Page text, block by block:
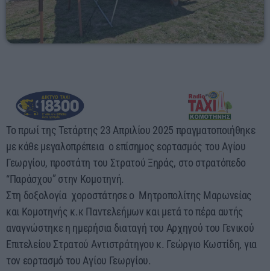
17:00 - 00:00
Το πρωί της Τετάρτης 23 Απριλίου 2025 πραγματοποιήθηκε
με κάθε μεγαλοπρέπεια ο επίσημος εορτασμός του Αγίου
Γεωργίου, προστάτη του Στρατού Ξηράς, στο στρατόπεδο
“Παράσχου” στην Κομοτηνή.
Στη δοξολογία χοροστάτησε ο Μητροπολίτης Μαρωνείας
και Κομοτηνής κ.κ Παντελεήμων και μετά το πέρα αυτής
αναγνώστηκε η ημερήσια διαταγή του Αρχηγού του Γενικού
Επιτελείου Στρατού Αντιστράτηγου κ. Γεώργιο Κωστίδη, για
τον εορτασμό του Αγίου Γεωργίου.